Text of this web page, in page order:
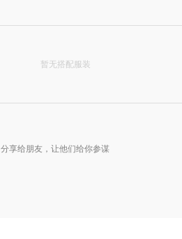
暂无搭配服装
分享给朋友，让他们给你参谋